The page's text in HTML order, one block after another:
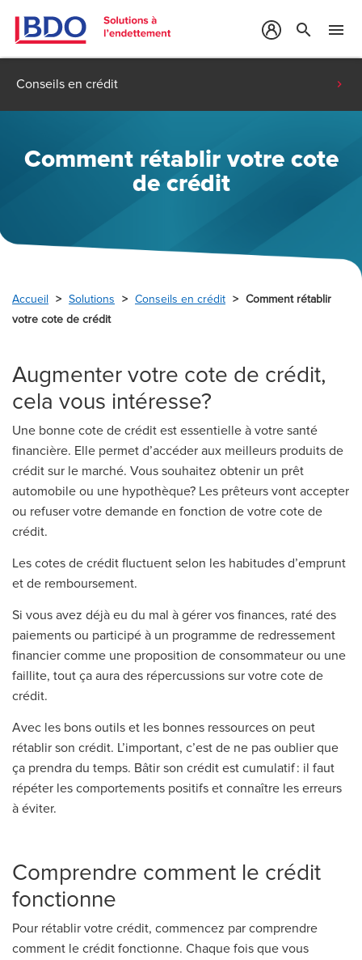
search menu
Conseils en crédit
Comment rétablir votre cote
de crédit
Accueil Solutions Conseils en crédit
Comment rétablir
votre cote de crédit
Augmenter votre cote de crédit,
cela vous intéresse?
Une bonne cote de crédit est essentielle à votre santé
financière. Elle permet d’accéder aux meilleurs produits de
crédit sur le marché. Vous souhaitez obtenir un prêt
automobile ou une hypothèque? Les prêteurs vont accepter
ou refuser votre demande en fonction de votre cote de
crédit.
Les cotes de crédit fluctuent selon les habitudes d’emprunt
et de remboursement.
Si vous avez déjà eu du mal à gérer vos finances, raté des
paiements ou participé à un programme de redressement
financier comme une proposition de consommateur ou une
faillite, tout ça aura des répercussions sur votre cote de
crédit.
Avec les bons outils et les bonnes ressources on peut
rétablir son crédit. L’important, c’est de ne pas oublier que
ça prendra du temps. Bâtir son crédit est cumulatif : il faut
répéter les comportements positifs et connaître les erreurs
à éviter.
Comprendre comment le crédit
fonctionne
Pour rétablir votre crédit, commencez par comprendre
comment le crédit fonctionne. Chaque fois que vous